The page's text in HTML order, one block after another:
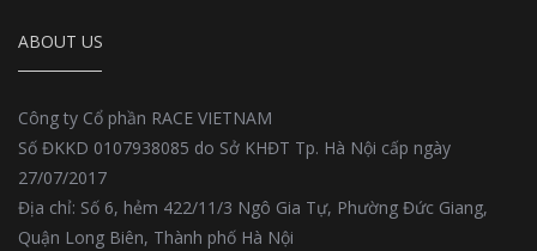
ABOUT US
Công ty Cổ phần RACE VIETNAM
Số ĐKKD 0107938085 do Sở KHĐT Tp. Hà Nội cấp ngày
27/07/2017
Địa chỉ: Số 6, hẻm 422/11/3 Ngô Gia Tự, Phường Đức Giang,
Quận Long Biên, Thành phố Hà Nội